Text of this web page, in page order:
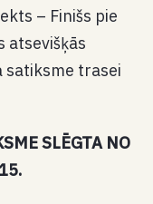
– Finišs pie
atsevišķās
satiksme trasei
SLĒGTA NO